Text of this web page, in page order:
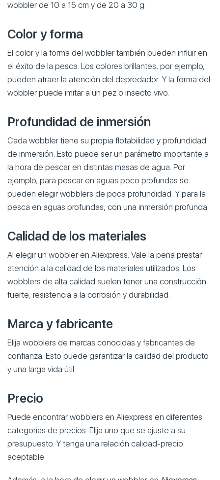
wobbler de 10 a 15 cm y de 20 a 30 g.
Color y forma
El color y la forma del wobbler también pueden influir en
el éxito de la pesca. Los colores brillantes, por ejemplo,
pueden atraer la atención del depredador. Y la forma del
wobbler puede imitar a un pez o insecto vivo.
Profundidad de inmersión
Cada wobbler tiene su propia flotabilidad y profundidad
de inmersión. Esto puede ser un parámetro importante a
la hora de pescar en distintas masas de agua. Por
ejemplo, para pescar en aguas poco profundas se
pueden elegir wobblers de poca profundidad. Y para la
pesca en aguas profundas, con una inmersión profunda.
Calidad de los materiales
Al elegir un wobbler en Aliexpress. Vale la pena prestar
atención a la calidad de los materiales utilizados. Los
wobblers de alta calidad suelen tener una construcción
fuerte, resistencia a la corrosión y durabilidad.
Marca y fabricante
Elija wobblers de marcas conocidas y fabricantes de
confianza. Esto puede garantizar la calidad del producto
y una larga vida útil.
Precio
Puede encontrar wobblers en Aliexpress en diferentes
categorías de precios. Elija uno que se ajuste a su
presupuesto. Y tenga una relación calidad-precio
aceptable.